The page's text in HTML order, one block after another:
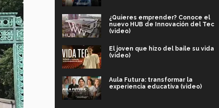
¿Quieres emprender? Conoce el
nuevo HUB de Innovación del Tec
(video)
El joven que hizo del baile su vida
(video)
Aula Futura: transformar la
experiencia educativa (video)